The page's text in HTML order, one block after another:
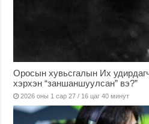
Оросын хувьсгалын Их
хэрхэн “заншаншуулсан” вэ?”
2026 оны 1 сар 27 / 16 цаг 40 минут